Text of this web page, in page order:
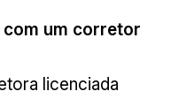
um corretor
licenciada